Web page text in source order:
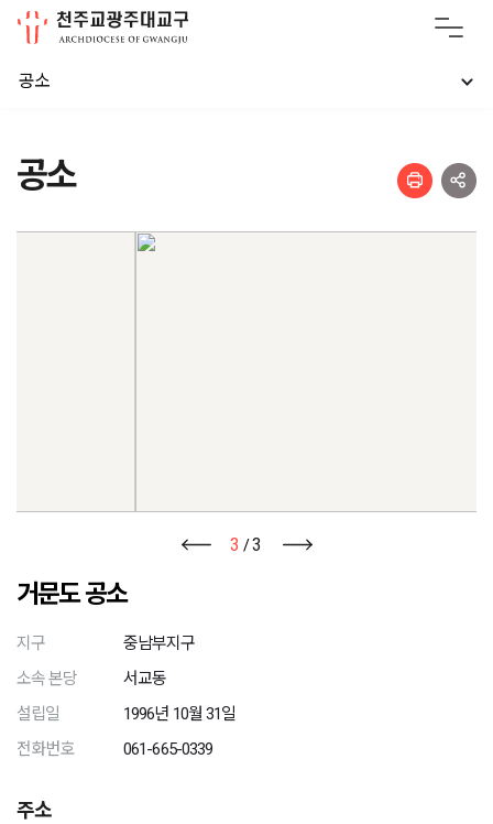
공소
공소
3 /3
거문도 공소
지구
중남부지구
소속 본당
서교동
설립일
1996년 10월 31일
전화번호
061-665-0339
주소